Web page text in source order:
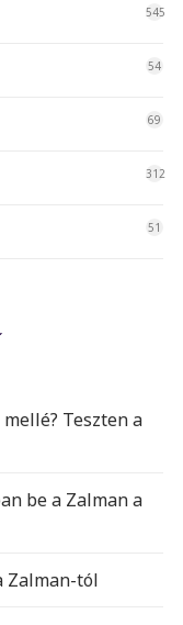
545
54
69
312
51
Teszten a
be a Zalman a
Zalman-tól